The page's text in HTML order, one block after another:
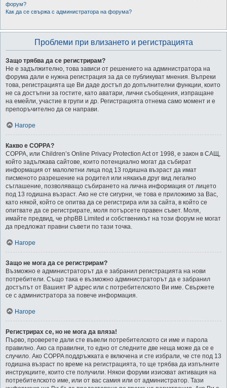
форум?
Как да се свържа с администратора на форума?
Проблеми при влизането и регистрацията
Защо трябва да се регистрирам?
Не е задължително, това зависи от решението на администратора на
форума дали е нужна регистрация за да се публикуват мнения. Въпреки
това, регистрацията ще Ви даде достъп до допълнителни функции, които
не са достъпни за гостите, като аватари, лични съобщения, изпращане
на емейли, участие в групи и др. Регистрацията отнема само момент и е
препоръчително да се направи.
Нагоре
Какво е COPPA?
COPPA, или Children’s Online Privacy Protection Act от 1998, е закон в САЩ,
който задължава сайтове, които потенциално могат да събират
информация от малолетни лица под 13 годишна възраст да имат
писменото разрешение на родител или някакъв друг вид легално
съглашение, позволяващо събирането на лична информация от лицето
под 13 годишна възраст. Ако не сте сигурни, че това е приложимо за Вас,
като някой, който се опитва да се регистрира или за сайта, в който се
опитвате да се регистрирате, моля потърсете правен съвет. Моля,
имайте предвид, че phpBB Limited и собственикът на този форум не могат
да предложат правни съвети по тази точка.
Нагоре
Защо не мога да се регистрирам?
Възможно е администраторът да е забранил регистрацията на нови
потребители. Също така е възможно администраторът да е забранил
достъпът от Вашият IP адрес или с потребителското Ви име. Свържете
се с администратора за повече информация.
Нагоре
Регистрирах се, но не мога да вляза!
Първо, проверете дали сте въвели потребителското си име и парола
правилно. Ако са правилни, то едно от следните две неща може да се е
случило. Ако COPPA поддръжката е включена и сте избрали, че сте под 13
годишна възраст по време на регистрацията, то ще трябва да изпълните
инструкциите, които сте получили. Някои форуми изискват активация на
потребителското име, или от вас самия или от администратор. Тази